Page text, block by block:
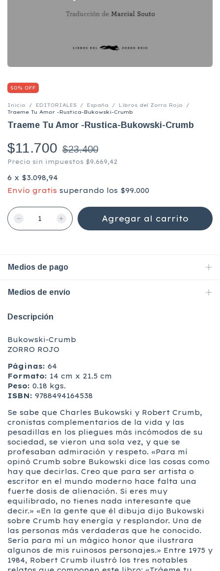
50% OFF
Inicio / EDITORIALES / España / Libros del Zorro Rojo
/
Traeme Tu Amor -Rustica-Bukowski-Crumb
Traeme Tu Amor -Rustica-Bukowski-Crumb
$11.700 $23.400
Precio sin impuestos $9.669,42
6 x $3.098,94
Envío gratis superando los $99.000
Medios de pago
Medios de envío
Descripción
Bukowski-Crumb
ZORRO ROJO
Páginas: 64
Formato: 14 cm x 21.5 cm
Peso: 0.18 kgs.
ISBN: 9788494164538
Se sabe que Charles Bukowski y Robert Crumb,
cronistas complementarios de la vida y las
pesadillas en los pliegues más incómodos de su
sociedad, se vieron una sola vez, y que se
profesaban admiración y respeto. «Para mí
opinó Crumb sobre Bukowski dice las cosas como
hay que decirlas. Creo que para ser artista o
escritor en el mundo moderno hace falta una
fuerte dosis de alienación. Si eres muy
equilibrado, no tienes nada interesante que
decir.» «En la gente que él dibuja dijo Bukowski
sobre Crumb hay energía y resplandor. Una de
las personas más verdaderas que he conocido.
Sería para mí un mágico honor que ilustrara
algunos de mis ruinosos personajes.» Entre 1975 y
1984, Robert Crumb ilustró los tres notables